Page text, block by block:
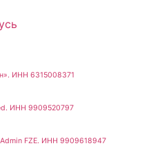
ИНН 6315008371
ИНН 9909520797
FZE. ИНН 9909618947